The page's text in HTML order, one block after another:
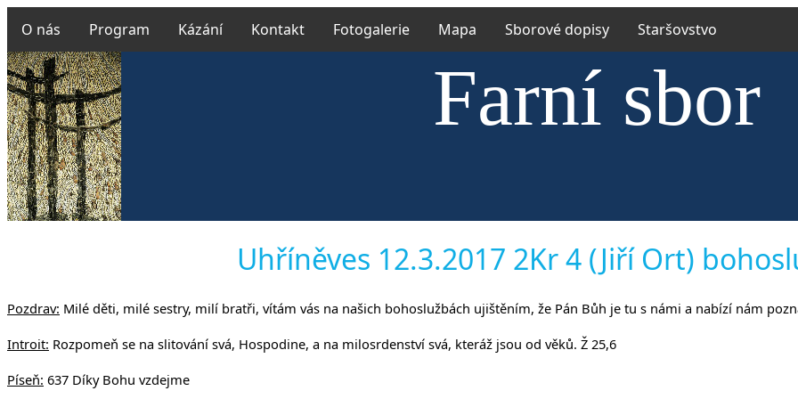
O nás Program Kázání Kontakt Fotogalerie Mapa Sborové dopisy Staršovstvo
Farní sbor
Českobratrské církve
v Uhříněvsi a
Uhříněves 12.3.2017 2Kr 4 (Jiří Ort)
Pozdrav: Milé děti, milé sestry, milí bratři, vítám vás na našich bohoslužbách ujištěním, že Pán Bůh je tu s námi a nabízí nám
Introit: Rozpomeň se na slitování svá, Hospodine, a na milosrdenství svá, kteráž jsou od věků. Ž 25,6
Píseň: 637 Díky Bohu vzdejme